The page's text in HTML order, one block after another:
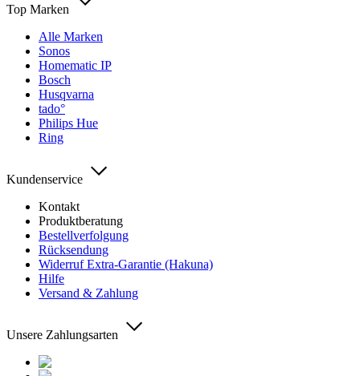
Top Marken
Alle Marken
Sonos
Homematic IP
Bosch
Husqvarna
tado°
Philips Hue
Ring
Kundenservice
Kontakt
Produktberatung
Bestellverfolgung
Rücksendung
Widerruf Extra-Garantie (Hakuna)
Hilfe
Versand & Zahlung
Unsere Zahlungsarten